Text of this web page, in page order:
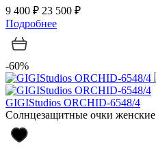
9 400 ₽ 23 500 ₽
Подробнее
-60%
GIGIStudios ORCHID-6548/4
Солнцезащитные очки женские